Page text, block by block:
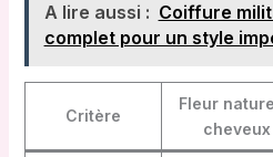
A lire aussi : Coiffure
complet pour un style
Critère
Fleur
cheveux